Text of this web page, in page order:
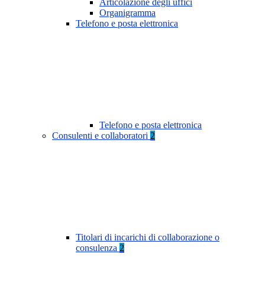
Articolazione degli uffici
Organigramma
Telefono e posta elettronica
Telefono e posta elettronica
Consulenti e collaboratori 2
Titolari di incarichi di collaborazione o
consulenza 2